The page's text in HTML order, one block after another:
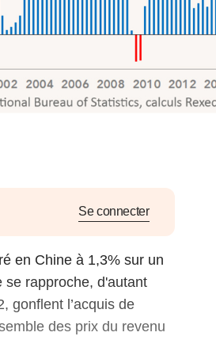
au Sénat pour
décarbonation et
dans la
instances
Se connecter
en Chine à 1,3% sur un
se rapproche, d'autant
gonflent l’acquis de
des prix du revenu